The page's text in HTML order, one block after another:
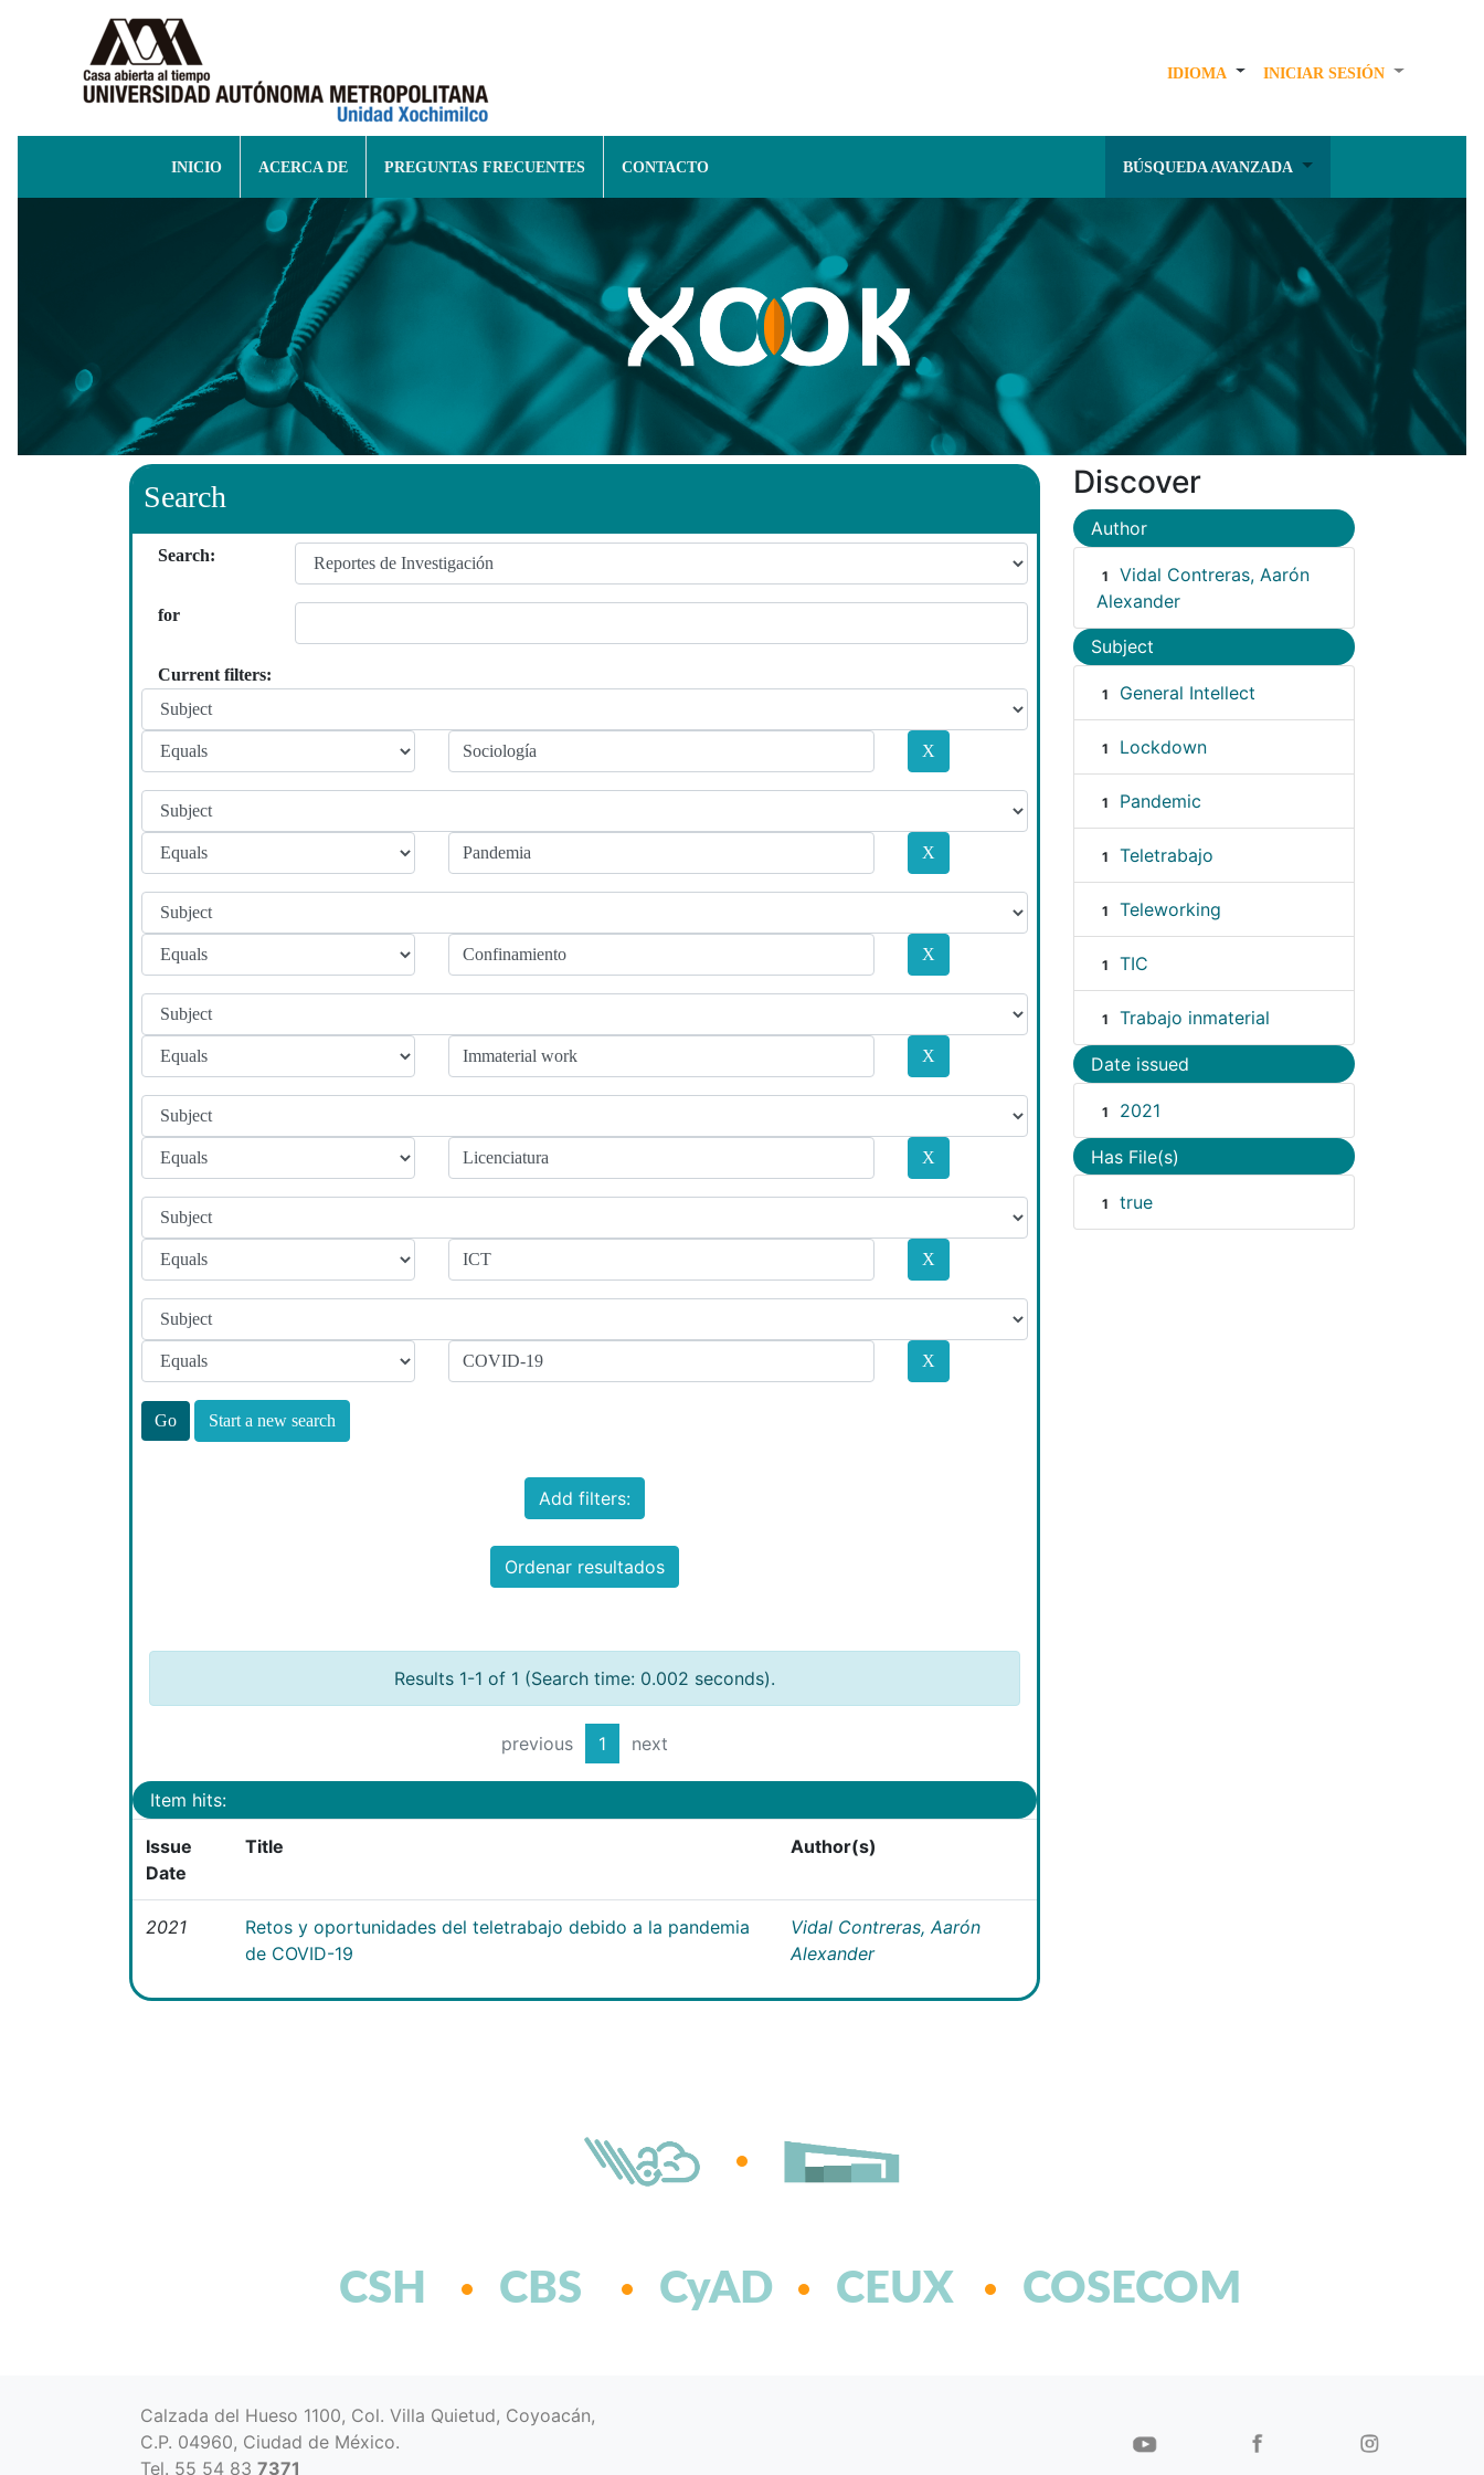
IDIOMA INICIAR SESIÓN
INICIO ACERCA DE PREGUNTAS FRECUENTES CONTACTO BÚSQUEDA AVANZADA
Search
Search:
for
Current filters:
Start a new search
Add filters:
Ordenar resultados
Results 1-1 of 1 (Search time: 0.002 seconds).
previous 1 next
Item hits:
Issue
Date
Title Author(s)
2021
Retos y oportunidades del teletrabajo debido a la pandemia
de COVID-19
Vidal Contreras, Aarón
Alexander
Discover
Author
1
Vidal Contreras, Aarón
Alexander
Subject
1 General Intellect
1 Lockdown
1 Pandemic
1 Teletrabajo
1 Teleworking
1 TIC
1 Trabajo inmaterial
Date issued
1 2021
Has File(s)
1 true
CSH CBS CyAD CEUX COSECOM
Calzada del Hueso 1100, Col. Villa Quietud, Coyoacán,
C.P. 04960, Ciudad de México.
Tel. 55 54 83 7371